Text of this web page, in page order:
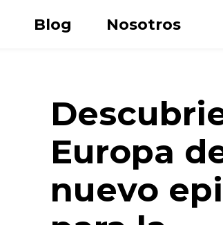
Blog Nosotros
Europa
nuevo